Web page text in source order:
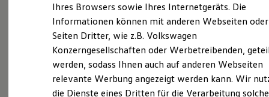
Fahrerassistenz- und Sicherheitssysteme
Kontrollleuchten
Kurzfahrprofile und Ölverdünnung
Batterieverordnung
XTL-Dieselkraftstoff
Ersatzteile und Betriebsflüssigkeiten
Original Zubehör und Lifestyle Produkte
ServicePlus
Volkswagen Economy
Service
Ihres Browsers sowie Ihres Internetgeräts. Die
Informationen können mit anderen Webseiten oder
Seiten Dritter, wie z.B. Volkswagen
Konzerngesellschaften oder Werbetreibenden,
werden, sodass Ihnen auch auf anderen Webseiten
relevante Werbung angezeigt werden kann. Wir
die Dienste eines Dritten für die Verarbeitung